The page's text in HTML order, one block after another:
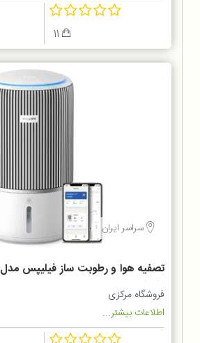
سراسر ایران
تصفیه هوا و رطوبت ساز فیلیپس مدل
AC3420
فروشگاه مرکزی
اطلاعات بیشتر...